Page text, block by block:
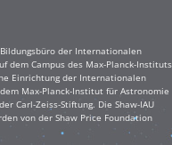
der Internationalen
dem Campus des Max-Planck-Instituts
Einrichtung der Internationalen
Max-Planck-Institut für Astronomie
Carl-Zeiss-Stiftung. Die Shaw-IAU
von der Shaw Price Foundation